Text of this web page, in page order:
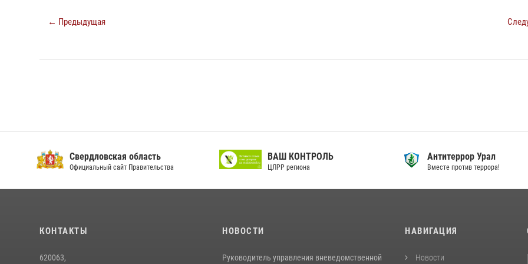
← Предыдущая
Свердловская область
Официальный сайт Правительства
ВАШ КОНТРОЛЬ
ЦЛРР региона
Антитеррор Урал
Вместе против террора!
КОНТАКТЫ
620063,
НОВОСТИ
Руководитель управления вневедомственной
НАВИГАЦИЯ
Новости